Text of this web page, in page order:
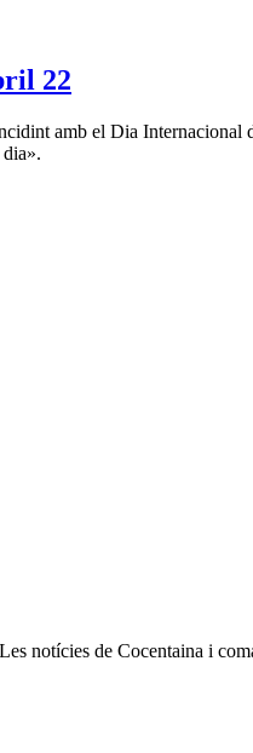
22
amb el Dia
notícies de Cocentaina i